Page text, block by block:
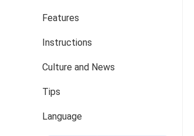
Features
Instructions
Culture and News
Tips
Language